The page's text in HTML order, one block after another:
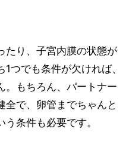
たり、子宮内膜の状態が
つでも条件が欠ければ、
。もちろん、パートナー
全で、卵管までちゃんと
条件も必要です。